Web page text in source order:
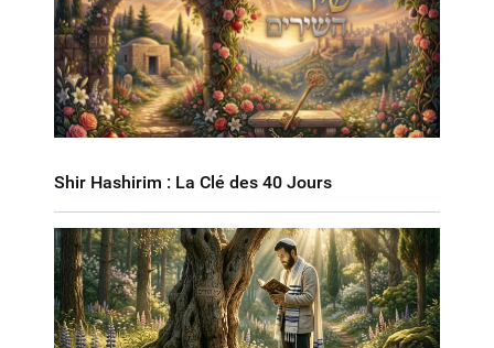
Shir Hashirim : La Clé des 40 Jours